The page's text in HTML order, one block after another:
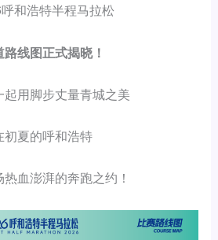
和浩特半程马拉松
路线图正式揭晓！
起用脚步丈量青城之美
初夏的呼和浩特
血澎湃的奔跑之约！